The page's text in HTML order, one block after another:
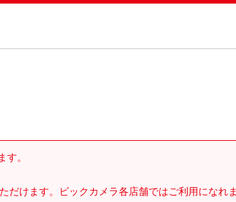
。
だけます。ビックカメラ各店舗ではご利用になれ